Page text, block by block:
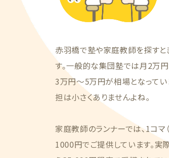
赤羽橋で塾や家庭教師を探すと
す。一般的な集団塾では月2万
3万円〜5万円が相場となってい
担は小さくありませんよね。
家庭教師のランナーでは、1コ
1000円でご提供しています。